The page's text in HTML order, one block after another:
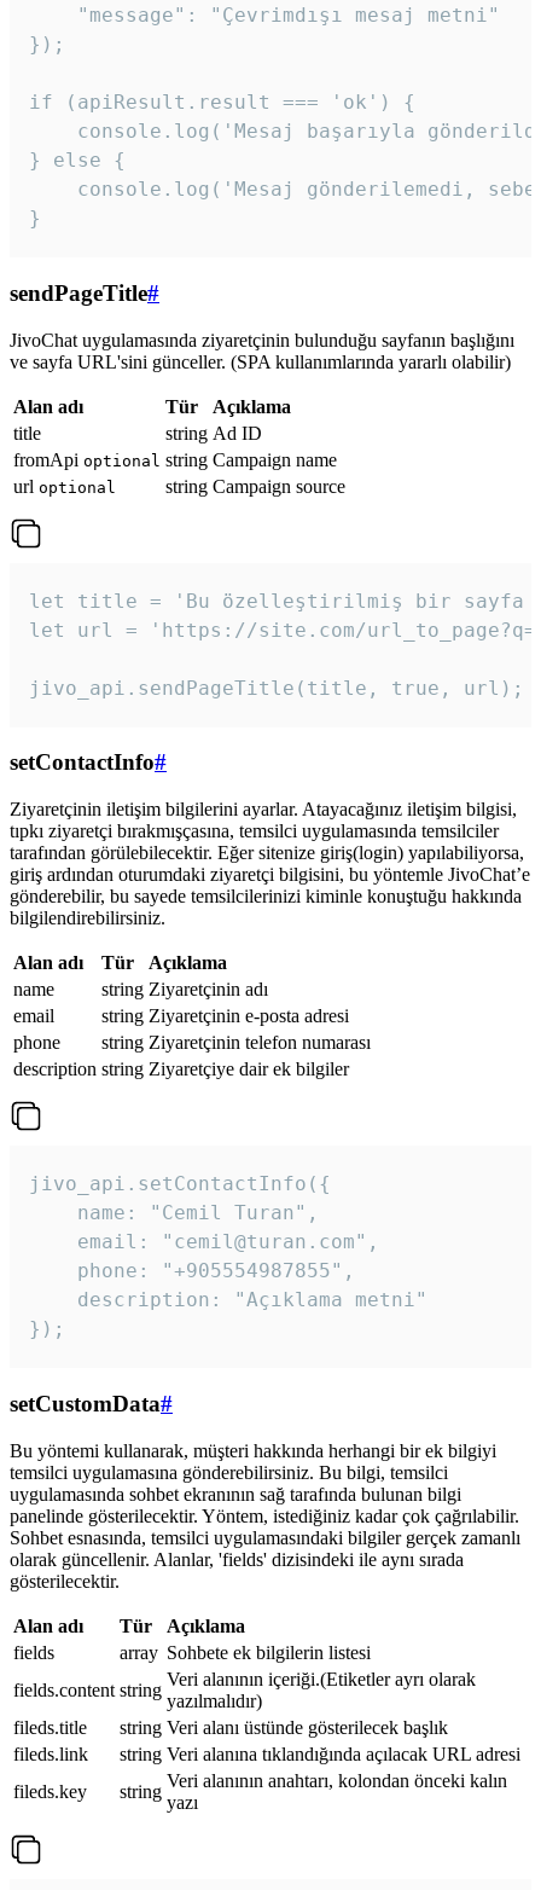
    "message": "Çevrimdışı mesaj metni"
});
if (apiResult.result === 'ok') {
console.log('Mesaj başarıyla
} else {
console.log('Mesaj gönderilemedi,
}
sendPageTitle#
JivoChat uygulamasında ziyaretçinin bulunduğu sayfanın başlığını
ve sayfa URL'sini günceller. (SPA kullanımlarında yararlı olabilir)
Alan adı Tür
Açıklama
title
string Ad ID
fromApi optional string Campaign name
url optional string Campaign source
let title = 'Bu özelleştirilmiş bir sayfa
let url = 'https://site.com/
jivo_api.sendPageTitle(title, true, url);
setContactInfo#
Ziyaretçinin iletişim bilgilerini ayarlar. Atayacağınız iletişim bilgisi,
tıpkı ziyaretçi bırakmışçasına, temsilci uygulamasında temsilciler
tarafından görülebilecektir. Eğer sitenize giriş(login) yapılabiliyorsa,
giriş ardından oturumdaki ziyaretçi bilgisini, bu yöntemle JivoChat’e
gönderebilir, bu sayede temsilcilerinizi kiminle konuştuğu hakkında
bilgilendirebilirsiniz.
Alan adı Tür
Açıklama
name
string Ziyaretçinin adı
email
string Ziyaretçinin e-posta adresi
phone
string Ziyaretçinin telefon numarası
description string Ziyaretçiye dair ek bilgiler
jivo_api.setContactInfo({
    name: "Cemil Turan",
    email: "cemil@turan.com",
    phone: "+905554987855",
    description: "Açıklama metni"
});
setCustomData#
Bu yöntemi kullanarak, müşteri hakkında herhangi bir ek bilgiyi
temsilci uygulamasına gönderebilirsiniz. Bu bilgi, temsilci
uygulamasında sohbet ekranının sağ tarafında bulunan bilgi
panelinde gösterilecektir. Yöntem, istediğiniz kadar çok çağrılabilir.
Sohbet esnasında, temsilci uygulamasındaki bilgiler gerçek zamanlı
olarak güncellenir. Alanlar, 'fields' dizisindeki ile aynı sırada
gösterilecektir.
Alan adı Tür
Açıklama
fields
array Sohbete ek bilgilerin listesi
fields.content string
Veri alanının içeriği.(Etiketler ayrı olarak
yazılmalıdır)
fileds.title
string Veri alanı üstünde gösterilecek başlık
fileds.link
string Veri alanına tıklandığında açılacak URL adresi
fileds.key
string
Veri alanının anahtarı, kolondan önceki kalın
yazı